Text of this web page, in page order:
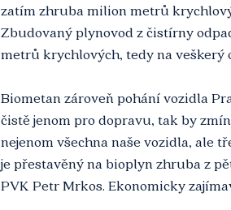
zatím zhruba milion metrů
Zbudovaný plynovod z čistírny
metrů krychlových, tedy na veškerý
Biometan zároveň pohání vozidla
čistě jenom pro dopravu, tak by
nejenom všechna naše vozidla, ale
je přestavěný na bioplyn zhruba z
PVK Petr Mrkos. Ekonomicky